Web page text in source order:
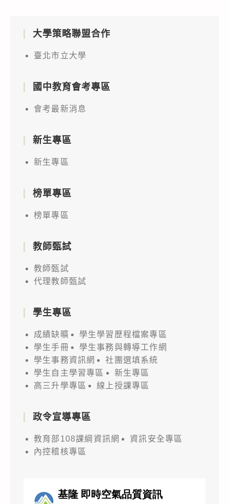
大學策略聯盟合作
臺北市立大學
國中教育會考專區
會考最新消息
新生專區
新生專區
榜單專區
榜單專區
教師甄試
教師甄試
代理教師甄試
學生專區
成績缺曠
學生學習歷程檔案專區
學生手冊
學生事務與轉導工作網
學生事務資訊網
社團選填系統
學生自主學習專區
新生專區
高三升學專區
線上授課專區
政令宣導專區
教育部108課綱資訊網
資訊安全專區
內控稽核專區